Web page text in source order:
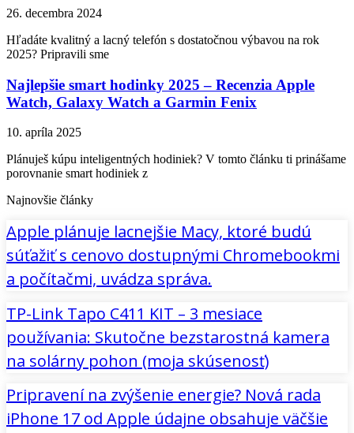
26. decembra 2024
Hľadáte kvalitný a lacný telefón s dostatočnou výbavou na rok
2025? Pripravili sme
Najlepšie smart hodinky 2025 – Recenzia Apple
Watch, Galaxy Watch a Garmin Fenix
10. apríla 2025
Plánuješ kúpu inteligentných hodiniek? V tomto článku ti prinášame
porovnanie smart hodiniek z
Najnovšie články
Apple plánuje lacnejšie Macy, ktoré budú
súťažiť s cenovo dostupnými Chromebookmi
a počítačmi, uvádza správa.
TP-Link Tapo C411 KIT – 3 mesiace
používania: Skutočne bezstarostná kamera
na solárny pohon (moja skúsenosť)
Pripravení na zvýšenie energie? Nová rada
iPhone 17 od Apple údajne obsahuje väčšie